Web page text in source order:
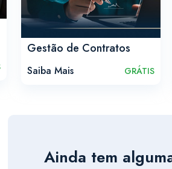
Gestão de Contratos
Saiba Mais GRÁTIS
Ainda tem